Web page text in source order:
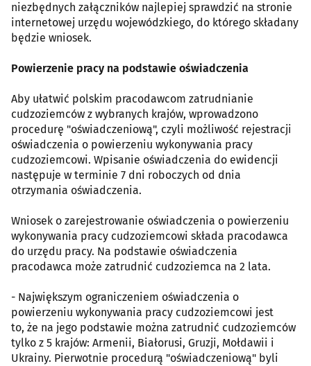
niezbędnych załączników najlepiej sprawdzić na stronie
internetowej urzędu wojewódzkiego, do którego składany
będzie wniosek.
Powierzenie pracy na podstawie oświadczenia
Aby ułatwić polskim pracodawcom zatrudnianie
cudzoziemców z wybranych krajów, wprowadzono
procedurę "oświadczeniową", czyli możliwość rejestracji
oświadczenia o powierzeniu wykonywania pracy
cudzoziemcowi. Wpisanie oświadczenia do ewidencji
następuje w terminie 7 dni roboczych od dnia
otrzymania oświadczenia.
Wniosek o zarejestrowanie oświadczenia o powierzeniu
wykonywania pracy cudzoziemcowi składa pracodawca
do urzędu pracy. Na podstawie oświadczenia
pracodawca może zatrudnić cudzoziemca na 2 lata.
- Największym ograniczeniem oświadczenia o
powierzeniu wykonywania pracy cudzoziemcowi jest
to, że na jego podstawie można zatrudnić cudzoziemców
tylko z 5 krajów: Armenii, Białorusi, Gruzji, Mołdawii i
Ukrainy. Pierwotnie procedurą "oświadczeniową" byli